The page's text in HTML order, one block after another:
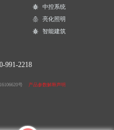
中控系统
亮化照明
智能建筑
991-2218
号 产品参数解释声明